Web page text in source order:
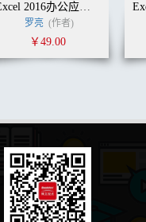
Excel 2016办公应用从入门到精通
罗亮 (作者)
￥49.00